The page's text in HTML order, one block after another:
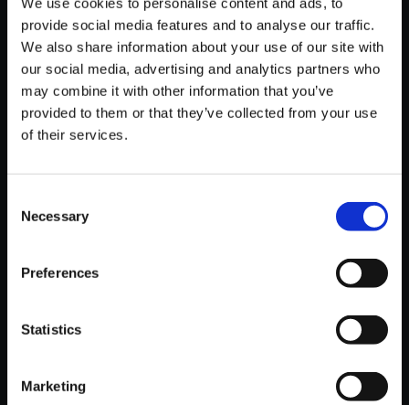
provide social media features and to analyse our traffic.
We also share information about your use of our site with
our social media, advertising and analytics partners who
may combine it with other information that you’ve
provided to them or that they’ve collected from your use
of their services.
Selection
Necessary
Preferences
Statistics
Marketing
【単曲】ロックマン ディストピ
ア Espero faras nenion（Espe
ranto）
おすすめ商品